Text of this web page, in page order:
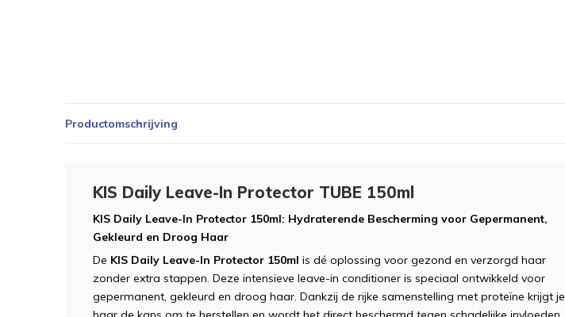
Productomschrijving
KIS Daily Leave-In Protector TUBE 150ml
KIS Daily Leave-In Protector 150ml: Hydraterende Bescherming voor Gepermanent,
Gekleurd en Droog Haar
De KIS Daily Leave-In Protector 150ml is dé oplossing voor gezond en verzorgd haar
zonder extra stappen. Deze intensieve leave-in conditioner is speciaal ontwikkeld voor
gepermanent, gekleurd en droog haar. Dankzij de rijke samenstelling met proteïne krijgt je